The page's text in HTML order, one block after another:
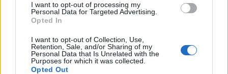
I want to opt-out of processing my
Personal Data for Targeted Advertising.
Opted In
I want to opt-out of Collection, Use,
Retention, Sale, and/or Sharing of my
Personal Data that Is Unrelated with the
Purposes for which it was collected.
Opted Out